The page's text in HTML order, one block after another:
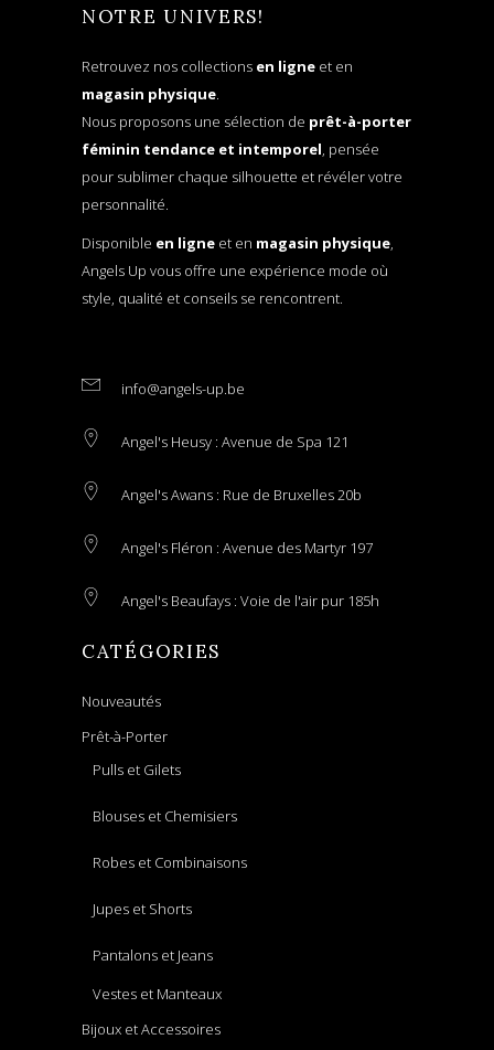
NOTRE UNIVERS!
Retrouvez nos collections en ligne et en
magasin physique.
Nous proposons une sélection de prêt-à-porter
féminin tendance et intemporel, pensée
pour sublimer chaque silhouette et révéler votre
personnalité.
Disponible en ligne et en magasin physique,
Angels Up vous offre une expérience mode où
style, qualité et conseils se rencontrent.
info@angels-up.be
Angel's Heusy : Avenue de Spa 121
Angel's Awans : Rue de Bruxelles 20b
Angel's Fléron : Avenue des Martyr 197
Angel's Beaufays : Voie de l'air pur 185h
CATÉGORIES
Nouveautés
Prêt-à-Porter
Pulls et Gilets
Blouses et Chemisiers
Robes et Combinaisons
Jupes et Shorts
Pantalons et Jeans
Vestes et Manteaux
Bijoux et Accessoires